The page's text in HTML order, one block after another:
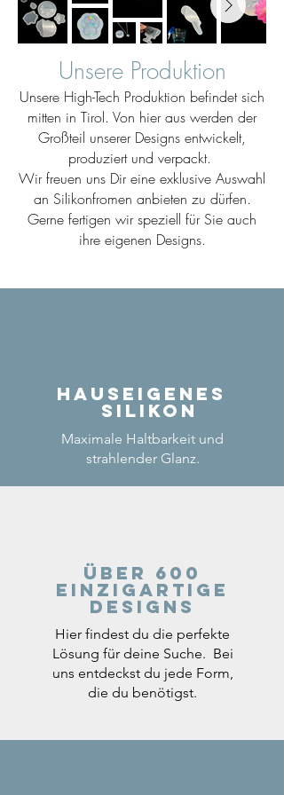
Unsere Produktion
Unsere High-Tech Produktion befindet sich
mitten in Tirol. Von hier aus werden der
Großteil unserer Designs entwickelt,
produziert und verpackt.
Wir freuen uns Dir eine exklusive Auswahl
an Silikonfromen anbieten zu dürfen.
Gerne fertigen wir speziell für Sie auch
ihre eigenen Designs.
Hauseigenes
Silikon
Maximale Haltbarkeit und
strahlender Glanz.
Über 600
einzigartige
Designs
Hier findest du die perfekte
Lösung für deine Suche. Bei
uns entdeckst du jede Form,
die du benötigst.